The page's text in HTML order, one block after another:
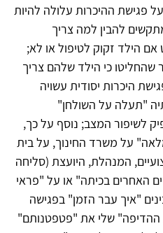
פגישת ההיכרות עלולה להיות
להבין למה צריך
הילד זקוק לטיפול או לא;
שהחליטו כי הילד שלהם צריך
היכרות יסודית עשויה
"תעלה על השולחן"
לשיפור המצב; נוסף על כך,
על משרד החינוך, על בית
המנהלת, היועצת (סליחה
האחרים בכיתה" או על "פראי
"איך עבר הזמן" בפגישה
ההדיפה" שלי את "פטפטנותם"